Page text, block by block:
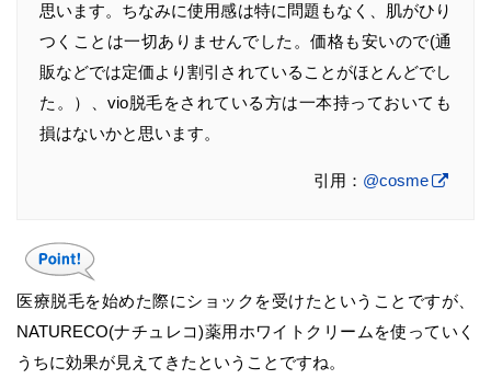
思います。ちなみに使用感は特に問題もなく、肌がひり
つくことは一切ありませんでした。価格も安いので(通
販などでは定価より割引されていることがほとんどでし
た。）、vio脱毛をされている方は一本持っておいても
損はないかと思います。
引用： @cosme
医療脱毛を始めた際にショックを受けたということですが、
NATURECO(ナチュレコ)薬用ホワイトクリームを使っていく
うちに効果が見えてきたということですね。